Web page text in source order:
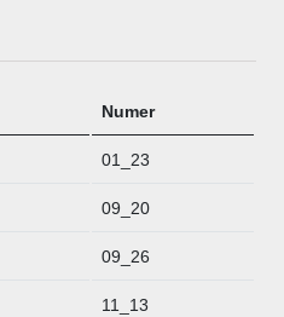
Numer
01_23
09_20
09_26
11_13